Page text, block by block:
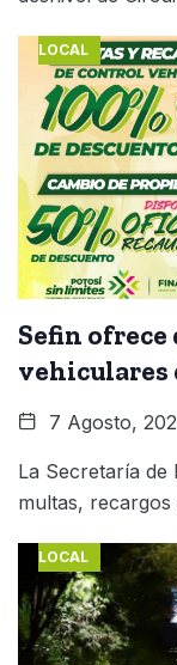
LOCAL
Sefin
vehiculares
7 Agosto,
La Secretaría de
multas,
LOCAL